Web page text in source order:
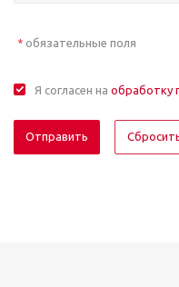
* обязательные поля
Я согласен на обработку
Отправить